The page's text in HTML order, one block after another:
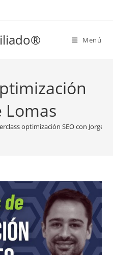
Menú
Lomas
optimización SEO con Jorge